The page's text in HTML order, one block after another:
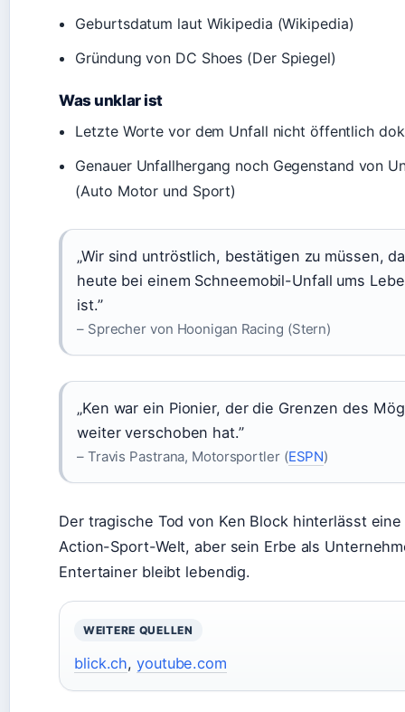
Geburtsdatum laut Wikipedia (Wikipedia)
Gründung von DC Shoes (Der Spiegel)
Was unklar ist
Letzte Worte vor dem Unfall nicht öffentlich
Genauer Unfallhergang noch Gegenstand von
(Auto Motor und Sport)
„Wir sind untröstlich, bestätigen zu müssen,
heute bei einem Schneemobil-Unfall ums
ist.”
– Sprecher von Hoonigan Racing (Stern)
„Ken war ein Pionier, der die Grenzen des
weiter verschoben hat.”
– Travis Pastrana, Motorsportler (ESPN)
Der tragische Tod von Ken Block hinterlässt
Action-Sport-Welt, aber sein Erbe als
Entertainer bleibt lebendig.
WEITERE QUELLEN
blick.ch,youtube.com